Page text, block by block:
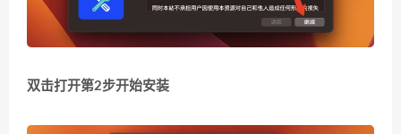
双击打开第2步开始安装